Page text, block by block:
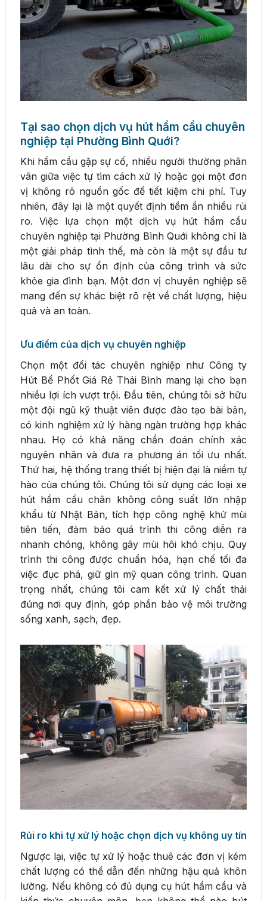
Tại sao chọn dịch vụ hút hầm cầu chuyên
nghiệp tại Phường Bình Quới?
Khi hầm cầu gặp sự cố, nhiều người thường phân
vân giữa việc tự tìm cách xử lý hoặc gọi một đơn
vị không rõ nguồn gốc để tiết kiệm chi phí. Tuy
nhiên, đây lại là một quyết định tiềm ẩn nhiều rủi
ro. Việc lựa chọn một dịch vụ hút hầm cầu
chuyên nghiệp tại Phường Bình Quới không chỉ là
một giải pháp tình thế, mà còn là một sự đầu tư
lâu dài cho sự ổn định của công trình và sức
khỏe gia đình bạn. Một đơn vị chuyên nghiệp sẽ
mang đến sự khác biệt rõ rệt về chất lượng, hiệu
quả và an toàn.
Ưu điểm của dịch vụ chuyên nghiệp
Chọn một đối tác chuyên nghiệp như Công ty
Hút Bể Phốt Giá Rẻ Thái Bình mang lại cho bạn
nhiều lợi ích vượt trội. Đầu tiên, chúng tôi sở hữu
một đội ngũ kỹ thuật viên được đào tạo bài bản,
có kinh nghiệm xử lý hàng ngàn trường hợp khác
nhau. Họ có khả năng chẩn đoán chính xác
nguyên nhân và đưa ra phương án tối ưu nhất.
Thứ hai, hệ thống trang thiết bị hiện đại là niềm tự
hào của chúng tôi. Chúng tôi sử dụng các loại xe
hút hầm cầu chân không công suất lớn nhập
khẩu từ Nhật Bản, tích hợp công nghệ khử mùi
tiên tiến, đảm bảo quá trình thi công diễn ra
nhanh chóng, không gây mùi hôi khó chịu. Quy
trình thi công được chuẩn hóa, hạn chế tối đa
việc đục phá, giữ gìn mỹ quan công trình. Quan
trọng nhất, chúng tôi cam kết xử lý chất thải
đúng nơi quy định, góp phần bảo vệ môi trường
sống xanh, sạch, đẹp.
Rủi ro khi tự xử lý hoặc chọn dịch vụ không uy tín
Ngược lại, việc tự xử lý hoặc thuê các đơn vị kém
chất lượng có thể dẫn đến những hậu quả khôn
lường. Nếu không có đủ dụng cụ hút hầm cầu và